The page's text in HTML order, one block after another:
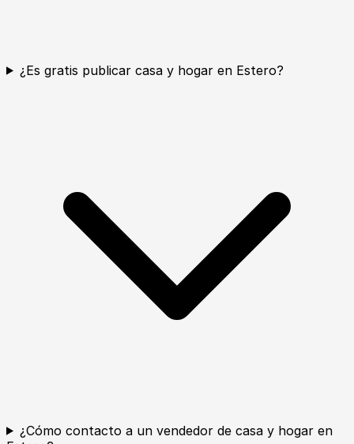
¿Es gratis publicar casa y hogar en Estero?
¿Cómo contacto a un vendedor de casa y hogar en